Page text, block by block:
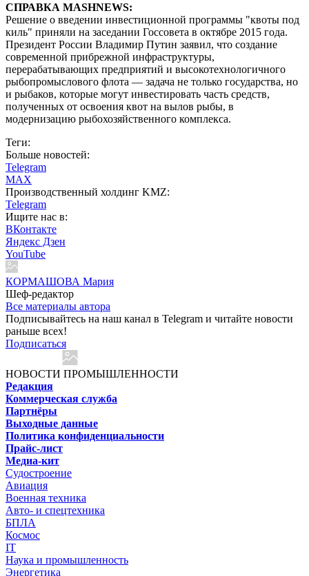
СПРАВКА MASHNEWS:
Решение о введении инвестиционной программы "квоты под
киль" приняли на заседании Госсовета в октябре 2015 года.
Президент России Владимир Путин заявил, что создание
современной прибрежной инфраструктуры,
перерабатывающих предприятий и высокотехнологичного
рыбопромыслового флота — задача не только государства, но
и рыбаков, которые могут инвестировать часть средств,
полученных от освоения квот на вылов рыбы, в
модернизацию рыбохозяйственного комплекса.
Теги:
Больше новостей:
Telegram
MAX
Производственный холдинг KMZ:
Telegram
Ищите нас в:
ВКонтакте
Яндекс Дзен
YouTube
КОРМАШОВА Мария
Шеф-редактор
Все материалы автора
Подписывайтесь на наш канал в Telegram и читайте новости
раньше всех!
Подписаться
НОВОСТИ ПРОМЫШЛЕННОСТИ
Редакция
Коммерческая служба
Партнёры
Выходные данные
Политика конфиденциальности
Прайс-лист
Медиа-кит
Судостроение
Авиация
Военная техника
Авто- и спецтехника
БПЛА
Космос
IT
Наука и промышленность
Энергетика